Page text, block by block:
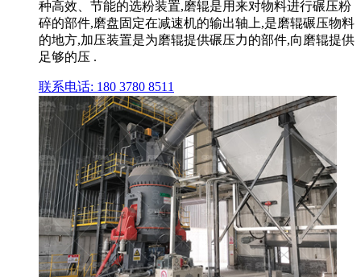
种高效、节能的选粉装置,磨辊是用来对物料进行碾压粉
碎的部件,磨盘固定在减速机的输出轴上,是磨辊碾压物料
的地方,加压装置是为磨辊提供碾压力的部件,向磨辊提供
足够的压 .
联系电话: 180 3780 8511